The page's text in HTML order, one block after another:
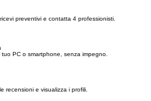
preventivi e contatta 4 professionisti.
PC o smartphone, senza impegno.
recensioni e visualizza i profili.